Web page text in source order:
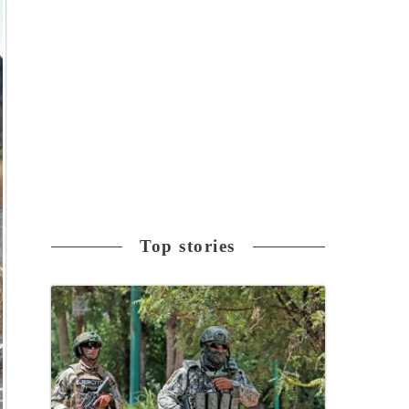
Top stories